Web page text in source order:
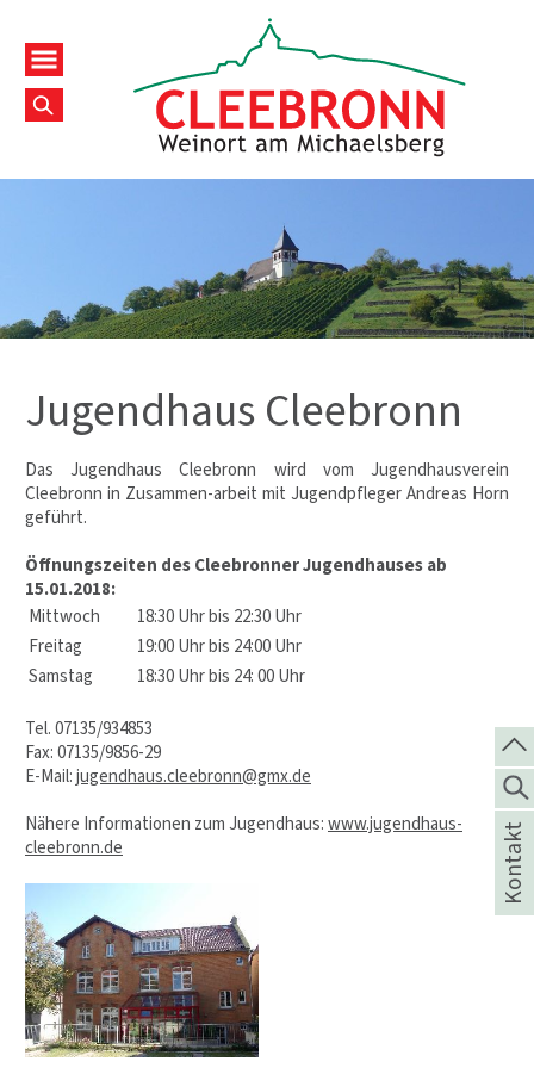
Jugendhaus Cleebronn
Das Jugendhaus Cleebronn wird vom Jugendhausverein
Cleebronn in Zusammen-arbeit mit Jugendpfleger Andreas Horn
geführt.
Öffnungszeiten des Cleebronner Jugendhauses ab
15.01.2018:
Mittwoch
18:30 Uhr bis 22:30 Uhr
Freitag
19:00 Uhr bis 24:00 Uhr
Samstag
18:30 Uhr bis 24: 00 Uhr
Tel. 07135/934853
Fax: 07135/9856-29
E-Mail: jugendhaus.cleebronn@gmx.de
Nähere Informationen zum Jugendhaus: www.jugendhaus-
cleebronn.de
Kontakt